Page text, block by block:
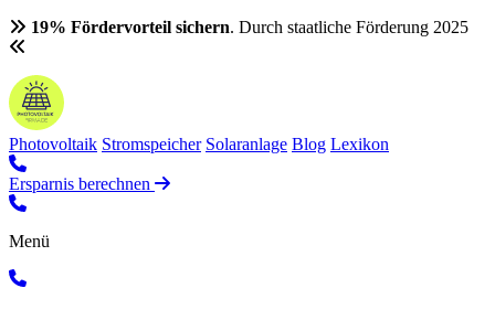
19% Fördervorteil sichern. Durch staatliche Förderung 2025
Photovoltaik Stromspeicher Solaranlage Blog Lexikon
Ersparnis berechnen
Menü